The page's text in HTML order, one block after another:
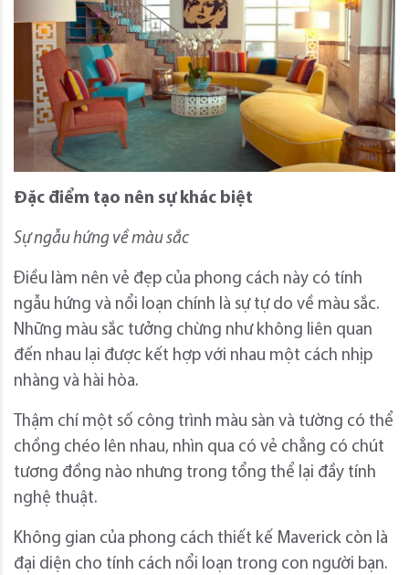
Đặc điểm tạo nên sự khác biệt
Sự ngẫu hứng về màu sắc
Điều làm nên vẻ đẹp của phong cách này có tính
ngẫu hứng và nổi loạn chính là sự tự do về màu sắc.
Những màu sắc tưởng chừng như không liên quan
đến nhau lại được kết hợp với nhau một cách nhịp
nhàng và hài hòa.
Thậm chí một số công trình màu sàn và tường có thể
chồng chéo lên nhau, nhìn qua có vẻ chẳng có chút
tương đồng nào nhưng trong tổng thể lại đầy tính
nghệ thuật.
Không gian của phong cách thiết kế Maverick còn là
đại diện cho tính cách nổi loạn trong con người bạn.